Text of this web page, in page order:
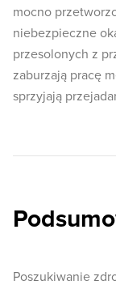
mocno
niebezpieczne
przesolonych z
zaburzają pracę
sprzyjają
Poszukiwanie